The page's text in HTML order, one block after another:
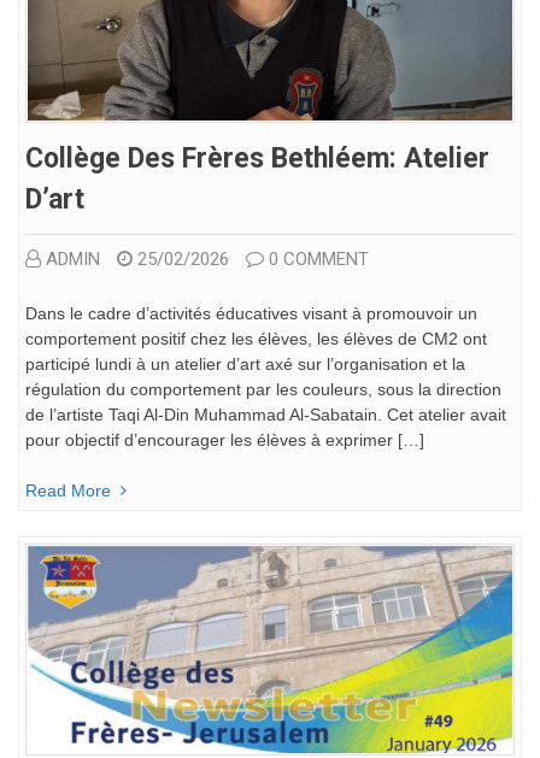
Collège Des Frères Bethléem: Atelier
D’art
ADMIN 25/02/2026 0 COMMENT
Dans le cadre d’activités éducatives visant à promouvoir un
comportement positif chez les élèves, les élèves de CM2 ont
participé lundi à un atelier d’art axé sur l’organisation et la
régulation du comportement par les couleurs, sous la direction
de l’artiste Taqi Al-Din Muhammad Al-Sabatain. Cet atelier avait
pour objectif d’encourager les élèves à exprimer […]
Read More